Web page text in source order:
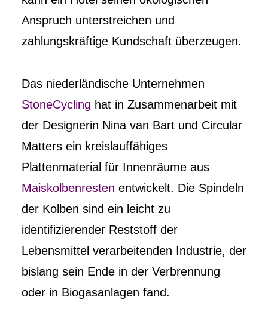
Anspruch unterstreichen und
zahlungskräftige Kundschaft überzeugen.
Das niederländische Unternehmen
StoneCycling hat in Zusammenarbeit mit
der Designerin Nina van Bart und Circular
Matters ein kreislauffähiges
Plattenmaterial für Innenräume aus
Maiskolbenresten entwickelt. Die Spindeln
der Kolben sind ein leicht zu
identifizierender Reststoff der
Lebensmittel verarbeitenden Industrie, der
bislang sein Ende in der Verbrennung
oder in Biogasanlagen fand.